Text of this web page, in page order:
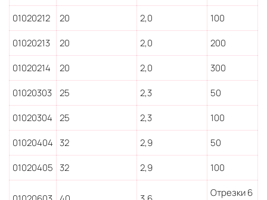
01020212
20 2,0
100
01020213
20 2,0
200
01020214
20 2,0
300
01020303
25 2,3
50
01020304
25 2,3
100
01020404 32 2,9
50
01020405 32 2,9 100
Отрезки 6